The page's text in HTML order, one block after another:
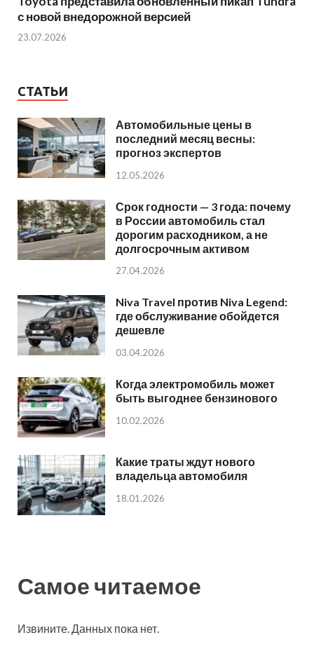
с новой внедорожной версией
23.07.2026
СТАТЬИ
Автомобильные цены в
последний месяц весны:
прогноз экспертов
12.05.2026
Срок годности — 3 года: почему
в России автомобиль стал
дорогим расходником, а не
долгосрочным активом
27.04.2026
Niva Travel против Niva Legend:
где обслуживание обойдется
дешевле
03.04.2026
Когда электромобиль может
быть выгоднее бензинового
10.02.2026
Какие траты ждут нового
владельца автомобиля
18.01.2026
Самое читаемое
Извините. Данных пока нет.